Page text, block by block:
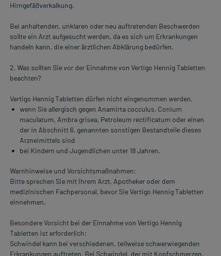
Hirngefäßverkalkung.
Bei anhaltenden, unklaren oder neu auftretenden Beschwerden
sollte ein Arzt aufgesucht werden, da es sich um Erkrankungen
handeln kann, die einer ärztlichen Abklärung bedürfen.
2. Was sollten Sie vor der Einnahme von Vertigo Hennig Tabletten
beachten?
Vertigo Hennig Tabletten dürfen nicht eingenommen werden,
wenn Sie allergisch gegen Anamirta cocculus, Conium
maculatum, Ambra grisea, Petroleum rectificatum oder einen
der in Abschnitt 6. genannten sonstigen Bestandteile dieses
Arzneimittels sind
bei Kindern und Jugendlichen unter 18 Jahren.
Warnhinweise und Vorsichtsmaßnahmen:
Bitte sprechen Sie mit Ihrem Arzt, Apotheker oder dem
medizinischen Fachpersonal, bevor Sie Vertigo Hennig Tabletten
einnehmen.
Besondere Vorsicht bei der Einnahme von Vertigo Hennig
Tabletten ist erforderlich:
Schwindel kann bei verschiedenen, teilweise schwerwiegenden
Erkrankungen auftreten. Bei Schwindel, der mit Kopfschmerzen,